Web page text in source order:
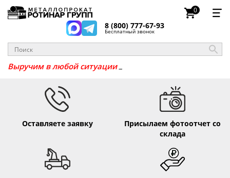
8 (800) 777-67-93
Бесплатный звонок
0
Выручим в любой ситуац _
Оставляете заявку
Присылаем фотоотчет со
склада